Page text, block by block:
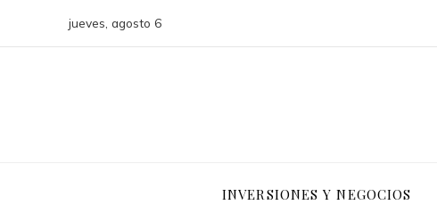
jueves, agosto 6
INVERSIONES Y NEGOCIOS